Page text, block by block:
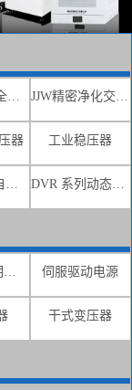
SBW大功率全自动补偿式电力稳压器 JJW精密净化交流稳压电源
器 工业稳压器
三相分调全自动补偿式电力稳压器 DVR 系列动态电压恢复器
JMB行灯照明变压器 伺服驱动电源
干式变压器
机用多大稳压器
电机用稳压器